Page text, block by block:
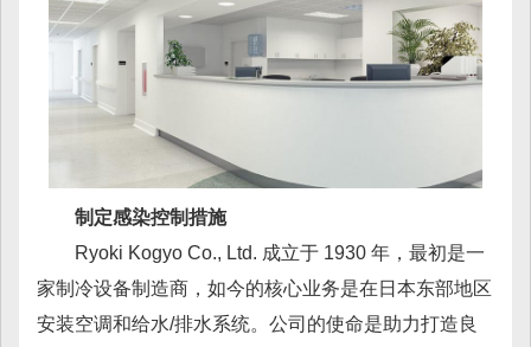
制定感染控制措施
Ryoki Kogyo Co., Ltd. 成立于 1930 年，最初是一
家制冷设备制造商，如今的核心业务是在日本东部地区
安装空调和给水/排水系统。公司的使命是助力打造良